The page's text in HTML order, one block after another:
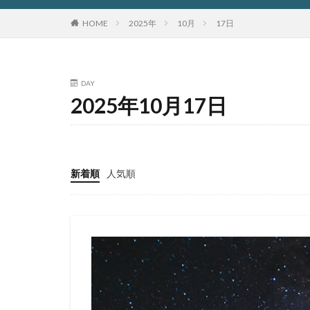
HOME 2025年 10月 17日
DAY
2025年10月17日
新着順 人気順